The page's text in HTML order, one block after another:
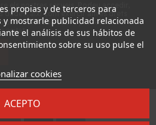
els nostres serveis. Podeu accedir,
així com exercir altres drets
detallada sobre protecció de
por
propias y de terceros para
y mostrarle publicidad relacionada
el análisis de sus hábitos de
sobre su uso pulse el
cookies
ACEPTO